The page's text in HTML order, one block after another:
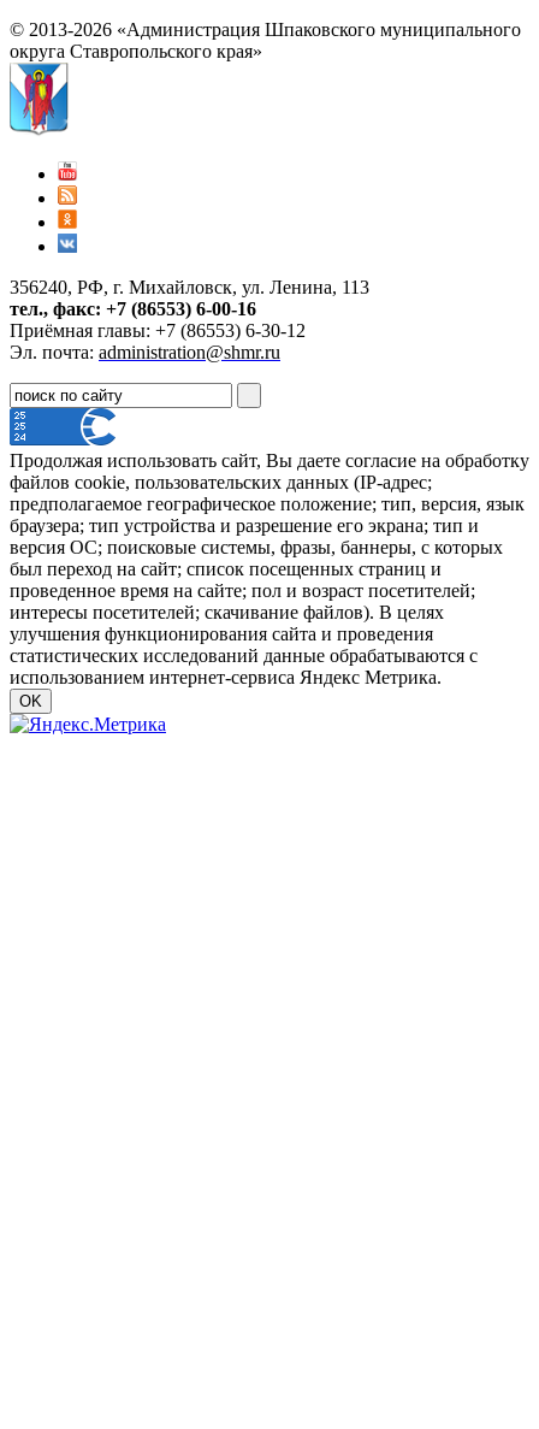
© 2013-2026 «Администрация Шпаковского муниципального
округа Ставропольского края»
356240, РФ, г. Михайловск, ул. Ленина, 113
тел., факс: +7 (86553) 6-00-16
Приёмная главы: +7 (86553) 6-30-12
Эл. почта: administration@shmr.ru
Продолжая использовать сайт, Вы даете согласие на обработку
файлов cookie, пользовательских данных (IP-адрес;
предполагаемое географическое положение; тип, версия, язык
браузера; тип устройства и разрешение его экрана; тип и
версия ОС; поисковые системы, фразы, баннеры, с которых
был переход на сайт; список посещенных страниц и
проведенное время на сайте; пол и возраст посетителей;
интересы посетителей; скачивание файлов). В целях
улучшения функционирования сайта и проведения
статистических исследований данные обрабатываются с
использованием интернет-сервиса Яндекс Метрика.
OK